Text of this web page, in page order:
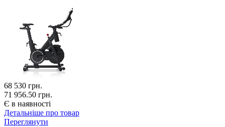
68 530 грн.
71 956.50 грн.
Є в наявності
Детальніше про товар
Переглянути